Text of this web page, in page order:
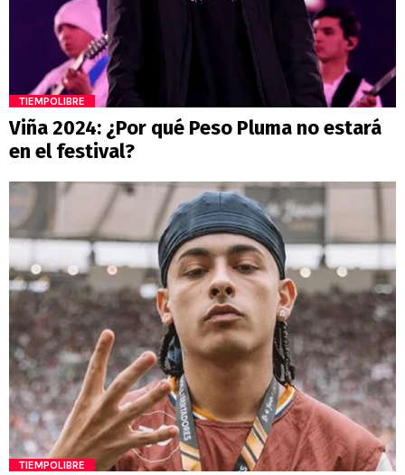
TIEMPOLIBRE
Viña 2024: ¿Por qué Peso Pluma no estará
en el festival?
TIEMPOLIBRE